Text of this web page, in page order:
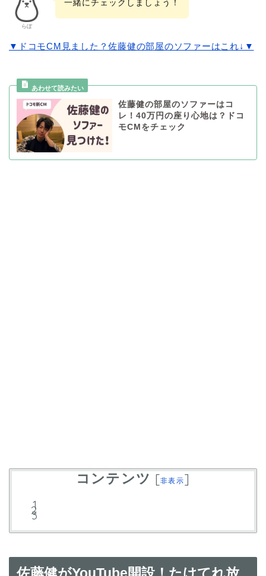
らぼ
一緒にチェックしましょう！
▼ドコモCM見ました？佐藤健の部屋のソファーはこれ↓▼
佐藤健の部屋のソファーはコ
レ！40万円の座り心地は？ドコ
モCMをチェック
コンテンツ [非表示]